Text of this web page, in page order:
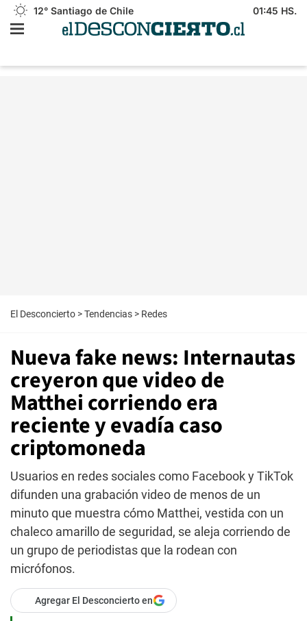
12° Santiago de Chile 01:45 HS.
El Desconcierto >Tendencias > Redes
Nueva fake news: Internautas
creyeron que video de
Matthei corriendo era
reciente y evadía caso
criptomoneda
Usuarios en redes sociales como Facebook y TikTok
difunden una grabación video de menos de un
minuto que muestra cómo Matthei, vestida con un
chaleco amarillo de seguridad, se aleja corriendo de
un grupo de periodistas que la rodean con
micrófonos.
Agregar El Desconcierto en